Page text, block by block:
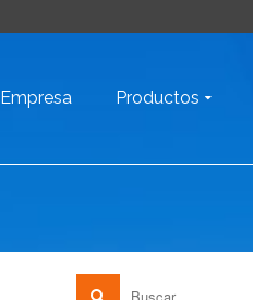
Empresa Productos